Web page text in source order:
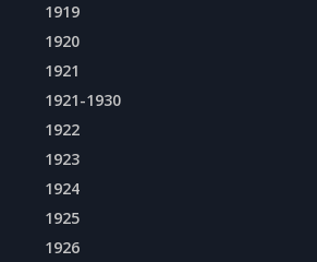
1919
1920
1921
1921-1930
1922
1923
1924
1925
1926